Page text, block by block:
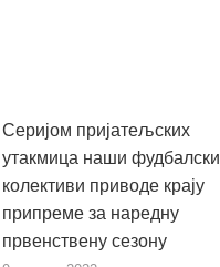
Серијом пријатељских
утакмица наши фудбалски
колективи приводе крају
припреме за наредну
првенствену сезону